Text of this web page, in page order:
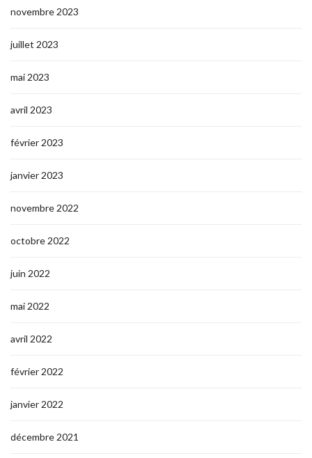
novembre 2023
juillet 2023
mai 2023
avril 2023
février 2023
janvier 2023
novembre 2022
octobre 2022
juin 2022
mai 2022
avril 2022
février 2022
janvier 2022
décembre 2021